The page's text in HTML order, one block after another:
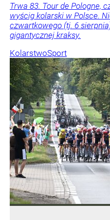
Trwa 83. Tour de Pologne,
wyścig kolarski w Polsce.
czwartkowego (tj. 6
gigantycznej kraksy.
KolarstwoSport